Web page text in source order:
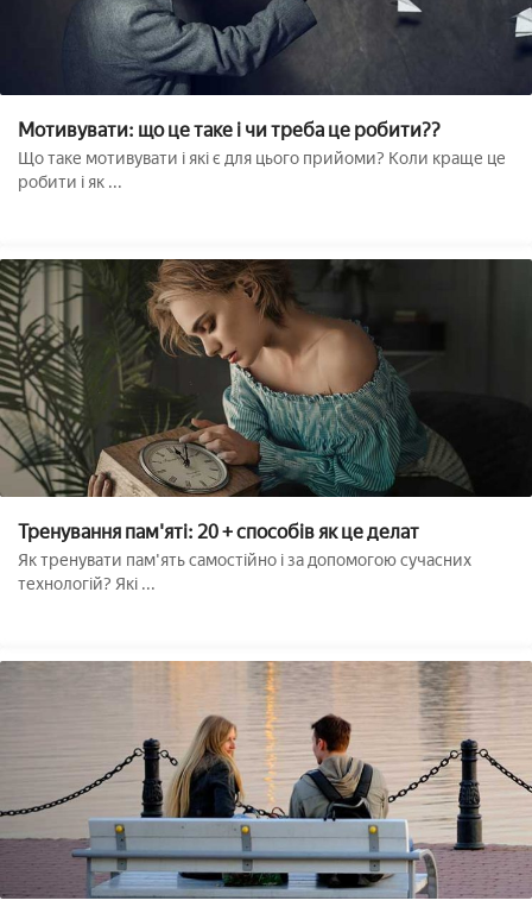
Мотивувати: що це таке і чи треба це робити??
Що таке мотивувати і які є для цього прийоми? Коли краще це
робити і як ...
Тренування пам'яті: 20 + способів як це делат
Як тренувати пам'ять самостійно і за допомогою сучасних
технологій? Які ...